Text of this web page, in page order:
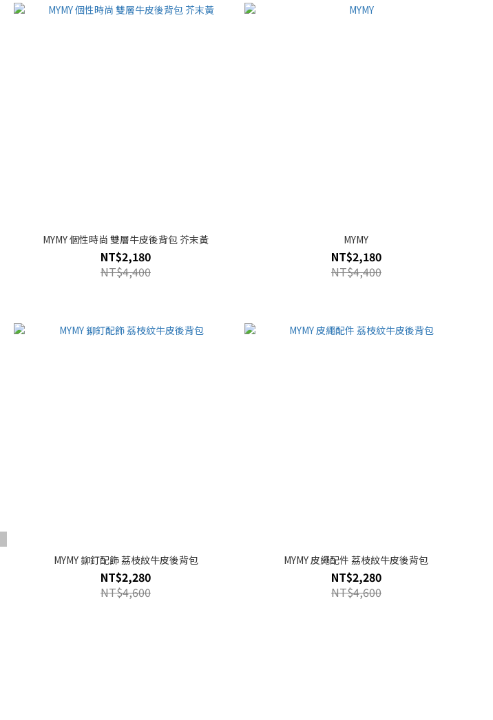
MYMY 個性時尚 雙層牛皮後背包 芥末黃
NT$2,180
NT$4,400
MYMY
NT$2,180
NT$4,400
MYMY 鉚釘配飾 荔枝紋牛皮後背包
NT$2,280
NT$4,600
MYMY 皮繩配件 荔枝紋牛皮後背包
NT$2,280
NT$4,600